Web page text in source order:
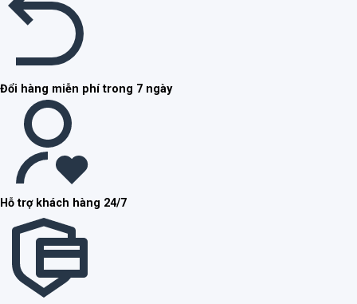
Đổi hàng miễn phí trong 7 ngày
Hỗ trợ khách hàng 24/7